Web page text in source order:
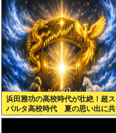
浜田雅功の高校時代が壮絶！超ス
パルタ高校時代 夏の思い出に共
演者衝撃「ええ？」